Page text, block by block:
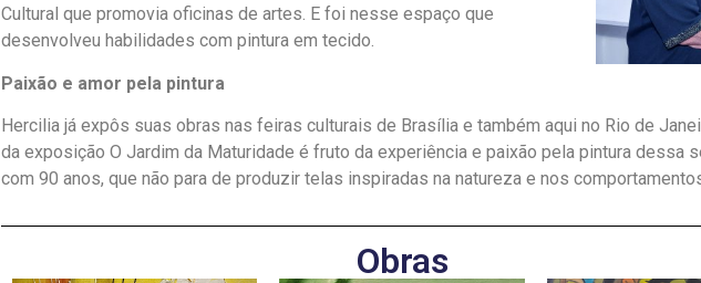
Cultural que promovia oficinas de artes. E foi nesse espaço que
desenvolveu habilidades com pintura em tecido.
Paixão e amor pela pintura
Hercilia já expôs suas obras nas feiras culturais de Brasília e também aqui no Rio de
da exposição O Jardim da Maturidade é fruto da experiência e paixão pela pintura dessa
com 90 anos, que não para de produzir telas inspiradas na natureza e nos
Obras